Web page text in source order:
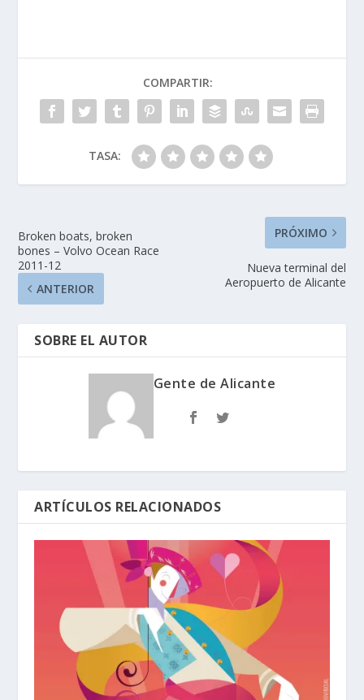
COMPARTIR:
TASA:
Broken boats, broken
bones – Volvo Ocean Race
2011-12
ANTERIOR
PRÓXIMO
Nueva terminal del
Aeropuerto de Alicante
SOBRE EL AUTOR
Gente de Alicante
ARTÍCULOS RELACIONADOS